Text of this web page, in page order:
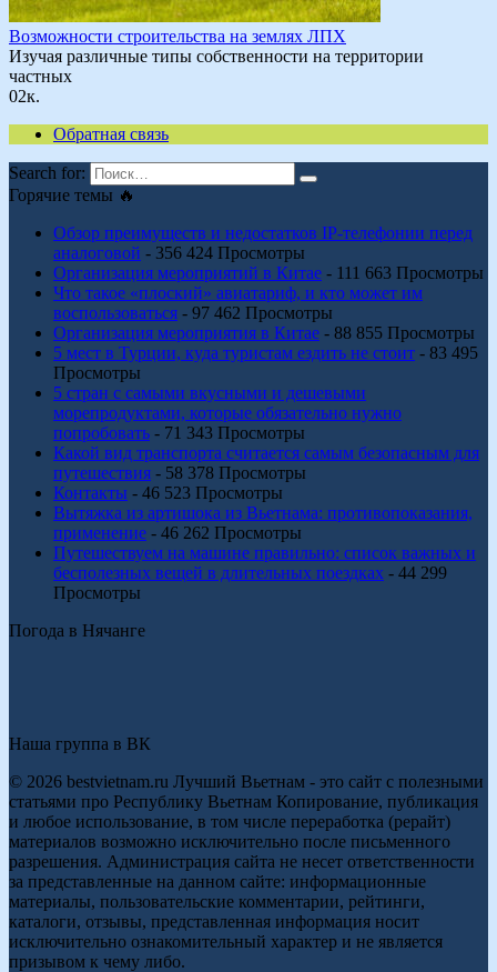
Возможности строительства на землях ЛПХ
Изучая различные типы собственности на территории
частных
02к.
Обратная связь
Search for:
Горячие темы 🔥
Обзор преимуществ и недостатков IP-телефонии перед
аналоговой - 356 424 Просмотры
Организация мероприятий в Китае - 111 663 Просмотры
Что такое «плоский» авиатариф, и кто может им
воспользоваться - 97 462 Просмотры
Организация мероприятия в Китае - 88 855 Просмотры
5 мест в Турции, куда туристам ездить не стоит - 83 495
Просмотры
5 стран с самыми вкусными и дешевыми
морепродуктами, которые обязательно нужно
попробовать - 71 343 Просмотры
Какой вид транспорта считается самым безопасным для
путешествия - 58 378 Просмотры
Контакты - 46 523 Просмотры
Вытяжка из артишока из Вьетнама: противопоказания,
применение - 46 262 Просмотры
Путешествуем на машине правильно: список важных и
бесполезных вещей в длительных поездках - 44 299
Просмотры
Погода в Нячанге
Наша группа в ВК
© 2026 bestvietnam.ru Лучший Вьетнам - это сайт с полезными
статьями про Республику Вьетнам Копирование, публикация
и любое использование, в том числе переработка (рерайт)
материалов возможно исключительно после письменного
разрешения. Администрация сайта не несет ответственности
за представленные на данном сайте: информационные
материалы, пользовательские комментарии, рейтинги,
каталоги, отзывы, представленная информация носит
исключительно ознакомительный характер и не является
призывом к чему либо.